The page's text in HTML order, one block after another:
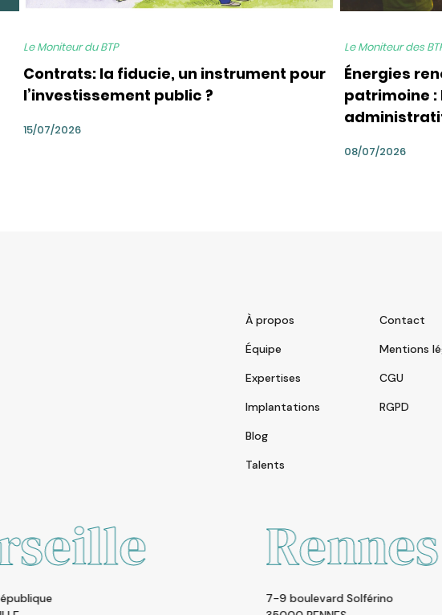
Le Moniteur du BTP
Contrats: la fiducie, un instrument pour
l’investissement public ?
15/07/2026
Le Moniteur des
Énergies
patrimoine :
08/07/2026
À propos
Équipe
Expertises
Implantations
Blog
Talents
Contact
Mentions
CGU
RGPD
Rennes
Suite